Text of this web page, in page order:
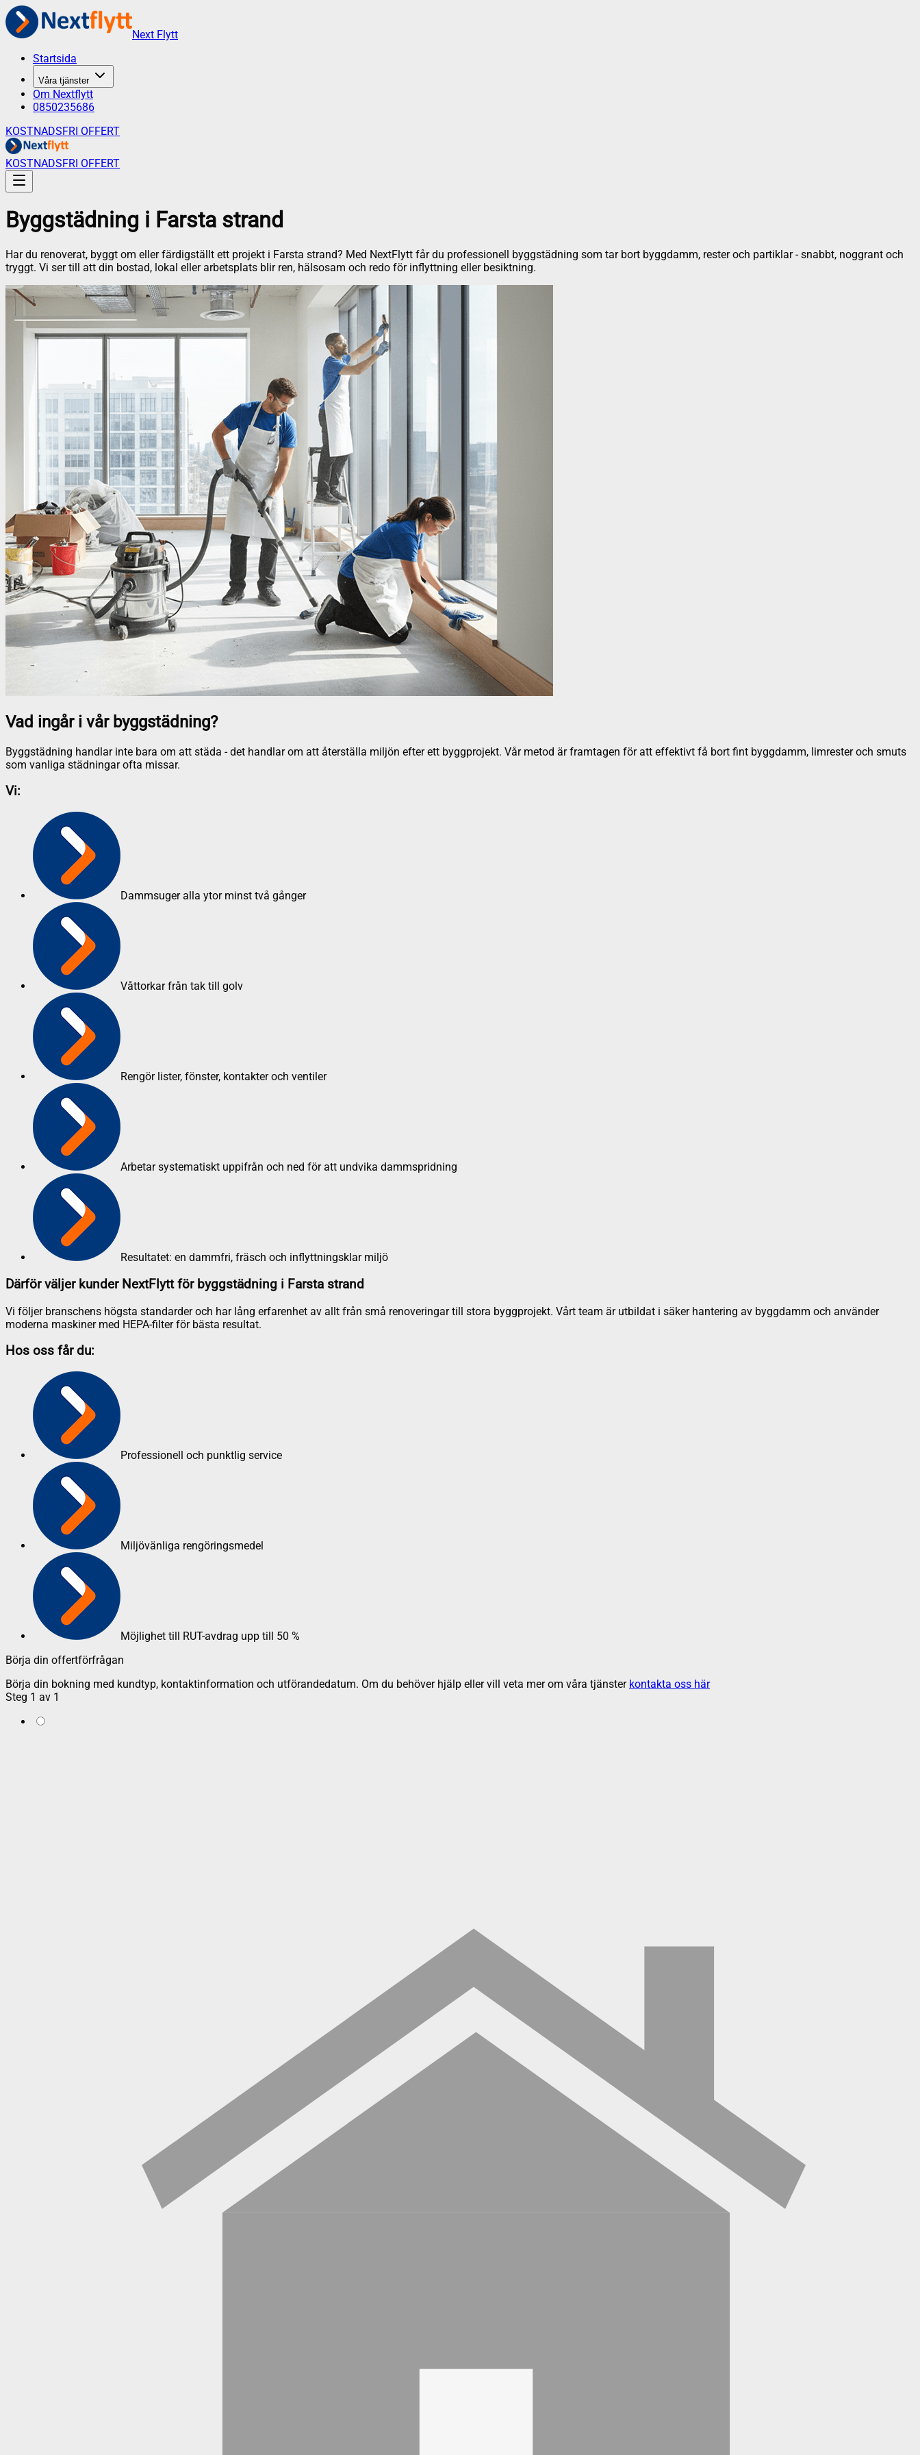
Next Flytt
Startsida
Våra tjänster
Om Nextflytt
0850235686
KOSTNADSFRI OFFERT
KOSTNADSFRI OFFERT
Byggstädning i Farsta strand
Har du renoverat, byggt om eller färdigställt ett projekt i Farsta strand? Med NextFlytt får du professionell byggstädning som tar bort byggdamm, rester och partiklar - snabbt, noggrant och
tryggt. Vi ser till att din bostad, lokal eller arbetsplats blir ren, hälsosam och redo för inflyttning eller besiktning.
Vad ingår i vår byggstädning?
Byggstädning handlar inte bara om att städa - det handlar om att återställa miljön efter ett byggprojekt. Vår metod är framtagen för att effektivt få bort fint byggdamm, limrester och smuts
som vanliga städningar ofta missar.
Vi:
Dammsuger alla ytor minst två gånger
Våttorkar från tak till golv
Rengör lister, fönster, kontakter och ventiler
Arbetar systematiskt uppifrån och ned för att undvika dammspridning
Resultatet: en dammfri, fräsch och inflyttningsklar miljö
Därför väljer kunder NextFlytt för byggstädning i Farsta strand
Vi följer branschens högsta standarder och har lång erfarenhet av allt från små renoveringar till stora byggprojekt. Vårt team är utbildat i säker hantering av byggdamm och använder
moderna maskiner med HEPA-filter för bästa resultat.
Hos oss får du:
Professionell och punktlig service
Miljövänliga rengöringsmedel
Möjlighet till RUT-avdrag upp till 50 %
Börja din offertförfrågan
Börja din bokning med kundtyp, kontaktinformation och utförandedatum. Om du behöver hjälp eller vill veta mer om våra tjänster kontakta oss här
Steg 1 av 1